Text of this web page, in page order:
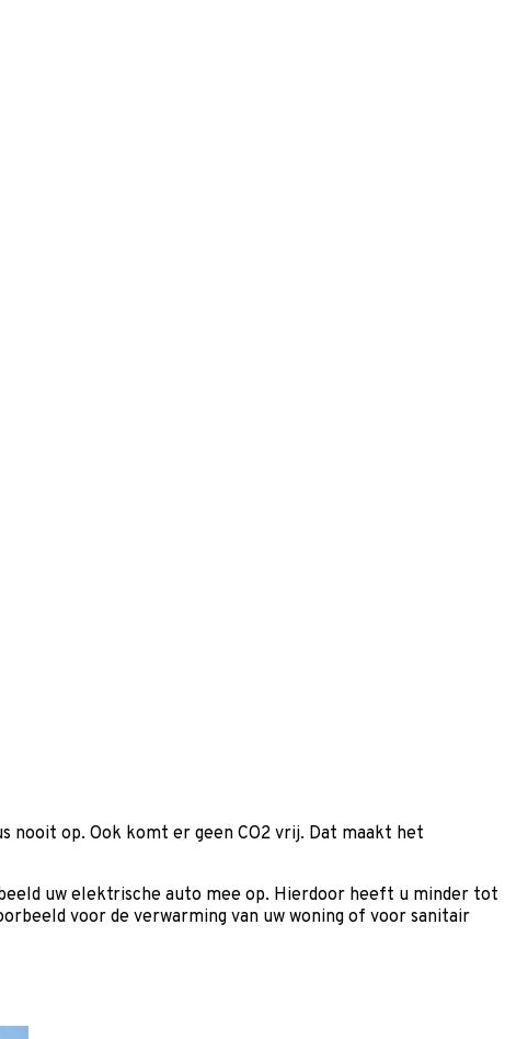
nooit op. Ook komt er geen CO2 vrij. Dat maakt het
uw elektrische auto mee op. Hierdoor heeft u minder tot
voor de verwarming van uw woning of voor sanitair